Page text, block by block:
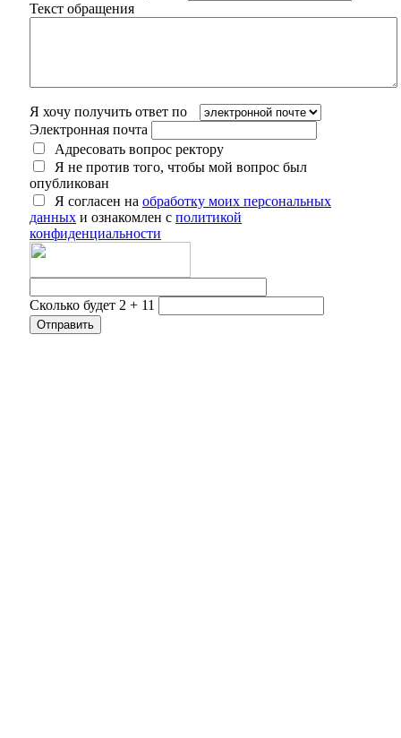
Текст обращения
Я хочу получить ответ по
Электронная почта
Адресовать вопрос ректору
Я не против того, чтобы мой вопрос был
опубликован
Я согласен на обработку моих персональных
данных и ознакомлен с политикой
конфиденциальности
Сколько будет 2 + 11